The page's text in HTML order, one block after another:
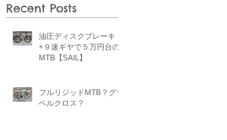
Recent Posts
油圧ディスクブレーキ
+９速ギヤで５万円台の
MTB【SAIL】
フルリジッドMTB？グラ
ベルクロス？